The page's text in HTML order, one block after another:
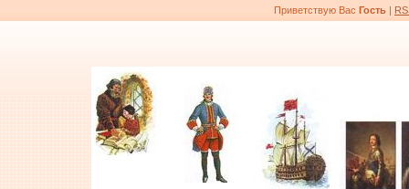
Приветствую Вас Гость |